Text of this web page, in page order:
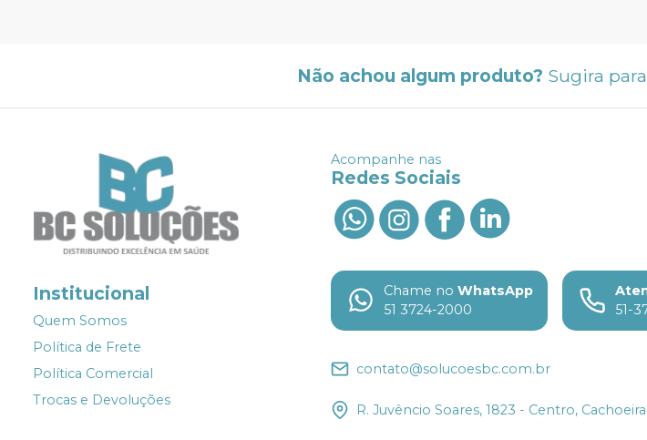
Não achou algum produto? Sugira
Institucional
Quem Somos
Política de Frete
Política Comercial
Trocas e Devoluções
Acompanhe nas
Redes Sociais
Chame no WhatsApp
51 3724-2000
51-
contato@solucoesbc.com.br
R. Juvêncio Soares, 1823 - Centro,